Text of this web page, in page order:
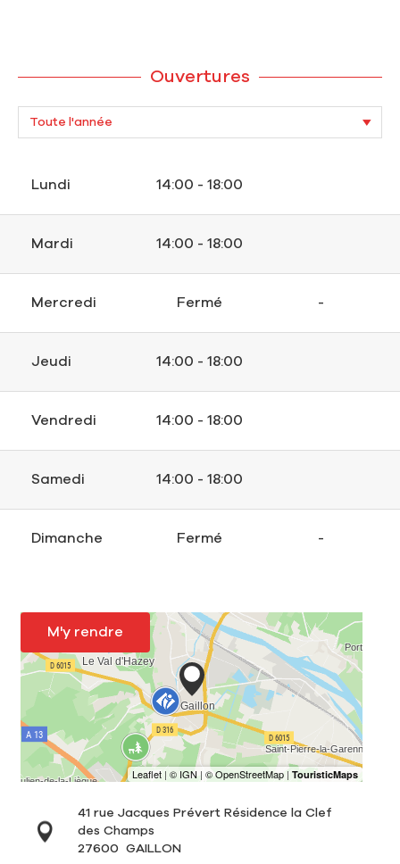
Ouvertures
Lundi 14:00 - 18:00
Mardi 14:00 - 18:00
Mercredi Fermé -
Jeudi 14:00 - 18:00
Vendredi 14:00 - 18:00
Samedi 14:00 - 18:00
Dimanche Fermé -
M'y rendre
41 rue Jacques Prévert Résidence la Clef
des Champs
27600
GAILLON